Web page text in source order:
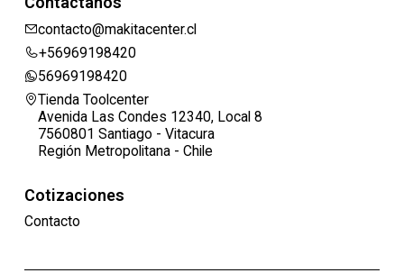
contacto@makitacenter.cl
+56969198420
56969198420
Tienda Toolcenter
Avenida Las Condes 12340, Local 8
7560801 Santiago - Vitacura
Región Metropolitana - Chile
Cotizaciones
Contacto